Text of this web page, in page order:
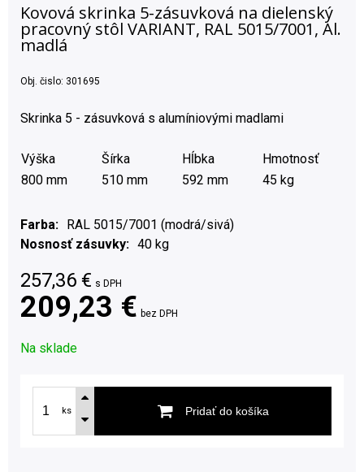
Kovová skrinka 5-zásuvková na dielenský
pracovný stôl VARIANT, RAL 5015/7001, Al.
madlá
Obj. čislo: 301695
Skrinka 5 - zásuvková s alumíniovými madlami
Výška Šírka Hĺbka
Hmotnosť
800 mm
510 mm 592 mm 45 kg
Farba
RAL 5015/7001 (modrá/sivá)
Nosnosť zásuvky
40 kg
257,36 € s DPH
209,23 € bez DPH
Na sklade
ks Pridať do košíka